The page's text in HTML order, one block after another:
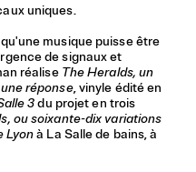
uniques.
musique puisse être
de signaux et
réalise The Heralds, un
réponse,vinyle édité en
3du projet en trois
ou soixante-dix variations
Lyonà La Salle de bains, à